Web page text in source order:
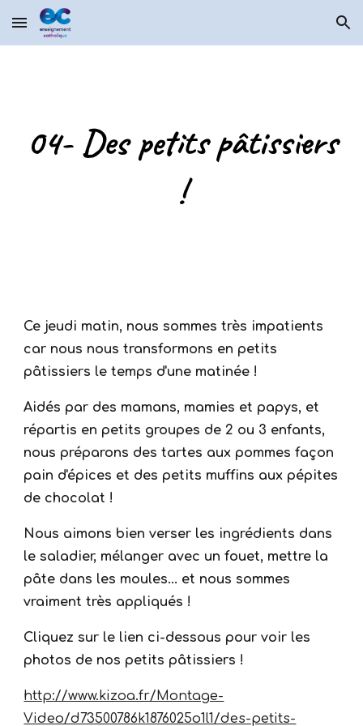
Skip to main content Skip to navigation
04- Des petits pâtissiers
!
Ce jeudi matin, nous sommes très impatients
car nous nous transformons en petits
pâtissiers le temps d'une matinée !
Aidés par des mamans, mamies et papys, et
répartis en petits groupes de 2 ou 3 enfants,
nous préparons des tartes aux pommes façon
pain d'épices et des petits muffins aux pépites
de chocolat !
Nous aimons bien verser les ingrédients dans
le saladier, mélanger avec un fouet, mettre la
pâte dans les moules... et nous sommes
vraiment très appliqués !
Cliquez sur le lien ci-dessous pour voir les
photos de nos petits pâtissiers !
http://www.kizoa.fr/Montage-
Video/d73500786k1876025o1l1/des-petits-